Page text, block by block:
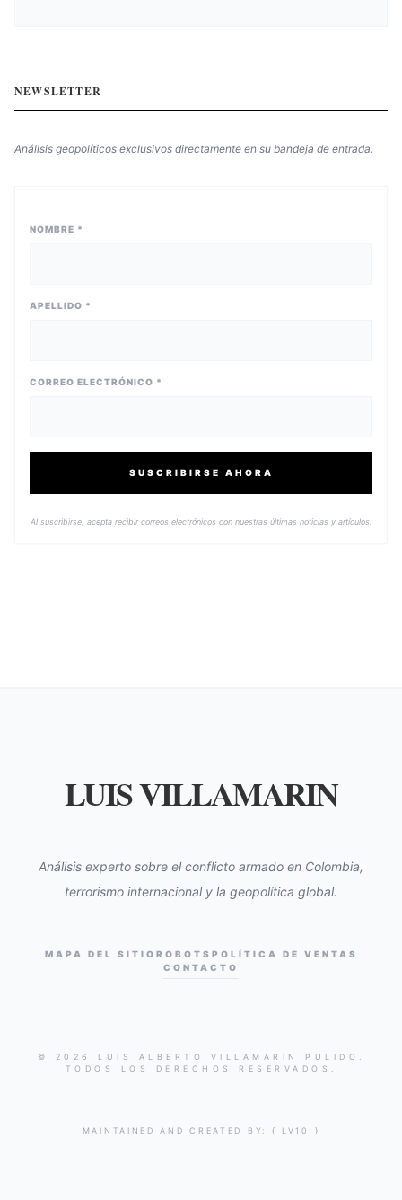
NEWSLETTER
Análisis geopolíticos exclusivos directamente en su bandeja de entrada.
NOMBRE *
APELLIDO *
CORREO ELECTRÓNICO *
SUSCRIBIRSE AHORA
Al suscribirse, acepta recibir correos electrónicos con nuestras últimas noticias y artículos.
LUIS VILLAMARIN
Análisis experto sobre el conflicto armado en Colombia,
terrorismo internacional y la geopolítica global.
MAPA DEL SITIO ROBOTS POLÍTICA DE VENTAS
CONTACTO
© 2026 LUIS ALBERTO VILLAMARIN PULIDO.
TODOS LOS DERECHOS RESERVADOS.
MAINTAINED AND CREATED BY: { LV10 }